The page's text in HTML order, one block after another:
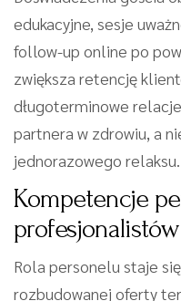
edukacyjne, sesje
follow-up online po
zwiększa retencję
długoterminowe
partnera w zdrowiu, a
jednorazowego relaksu.
Kompetencje
profesjonalistów
Rola personelu staje
rozbudowanej oferty